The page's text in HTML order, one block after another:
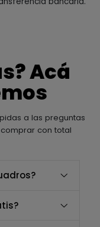
Acá
a las preguntas
con total